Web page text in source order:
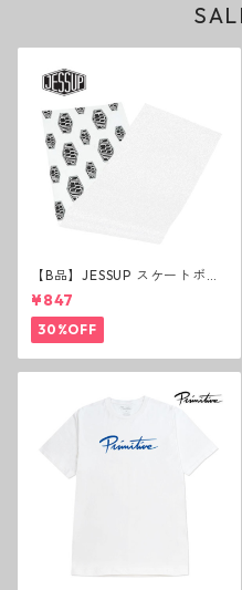
【B品】JESSUP スケートボー
ド グリップテープ ウルトラグ
リップ ホワイト デッキテープ
ジェスアップ ジェサップ
¥847
30%OFF